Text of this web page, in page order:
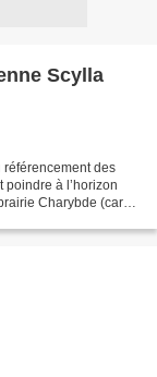
Scylla
référencement des
poindre à l’horizon
Charybde (car